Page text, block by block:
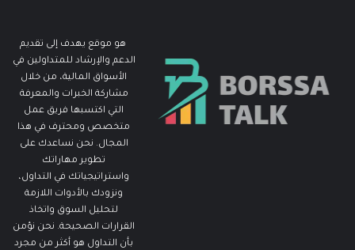
هو موقع يهدف إلى تقديم
الدعم والإرشاد للمتداولين في
الأسواق المالية، من خلال
مشاركة الخبرات والمعرفة
التي اكتسبها فريق عمل
متخصص ومحترف في هذا
المجال. نحن نساعدك على
تطوير مهاراتك
واستراتيجياتك في التداول،
ونزودك بالأدوات اللازمة
لتحليل السوق واتخاذ
القرارات الصحيحة. نحن نؤمن
بأن التداول هو أكثر من مجرد